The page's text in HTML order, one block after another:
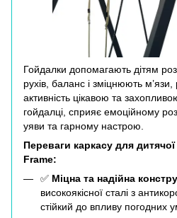
Гойдалки допомагають дітям
рухів, баланс і зміцнюють
активність цікавою та
гойдалці, сприяє емоційному
уяви та гарному настрою.
Переваги каркасу для
Frame:
✅ Міцна та надійна
високоякісної сталі з
стійкий до впливу погодних